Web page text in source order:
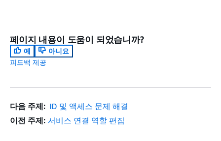
페이지 내용이 도움이 되었습니까?
예
아니요
피드백 제공
다음 주제: ID 및 액세스 문제 해결
이전 주제: 서비스 연결 역할 편집